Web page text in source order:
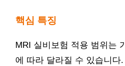
핵심 특징
MRI 실비보험 적용 범위는
에 따라 달라질 수 있습니다